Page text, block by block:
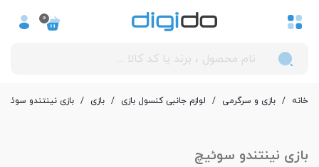
0
خانه / بازی و سرگرمی / لوازم جانبی کنسول بازی / بازی / بازی نینتندو سوئیچ
بازی نینتندو سوئیچ